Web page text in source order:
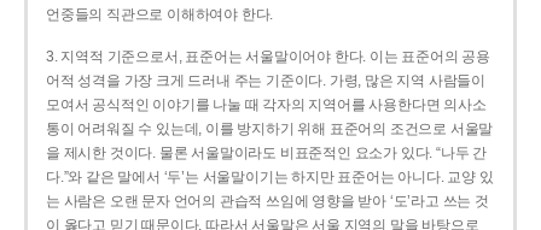
언중들의 직관으로 이해하여야 한다.
3. 지역적 기준으로서, 표준어는 서울말이어야 한다. 이는 표준어의 공용
어적 성격을 가장 크게 드러내 주는 기준이다. 가령, 많은 지역 사람들이
모여서 공식적인 이야기를 나눌 때 각자의 지역어를 사용한다면 의사소
통이 어려워질 수 있는데, 이를 방지하기 위해 표준어의 조건으로 서울말
을 제시한 것이다. 물론 서울말이라도 비표준적인 요소가 있다. “나두 간
다.”와 같은 말에서 ‘두’는 서울말이기는 하지만 표준어는 아니다. 교양 있
는 사람은 오랜 문자 언어의 관습적 쓰임에 영향을 받아 ‘도’라고 쓰는 것
이 옳다고 믿기 때문이다. 따라서 서울말은 서울 지역의 말을 바탕으로